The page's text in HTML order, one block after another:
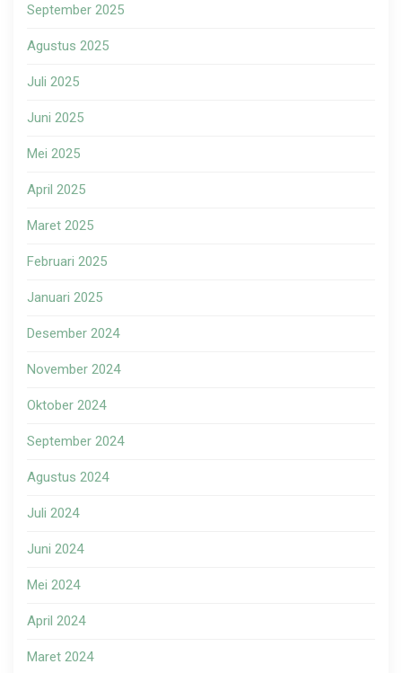
September 2025
Agustus 2025
Juli 2025
Juni 2025
Mei 2025
April 2025
Maret 2025
Februari 2025
Januari 2025
Desember 2024
November 2024
Oktober 2024
September 2024
Agustus 2024
Juli 2024
Juni 2024
Mei 2024
April 2024
Maret 2024